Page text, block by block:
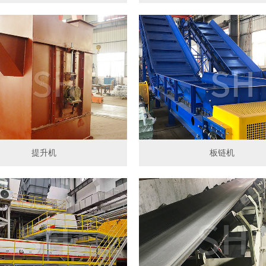
提升机 板链机